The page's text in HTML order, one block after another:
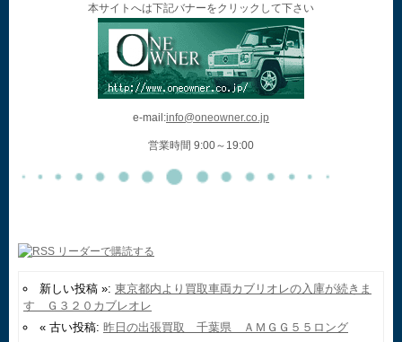
本サイトへは下記バナーをクリックして下さい
e-mail:info@oneowner.co.jp
営業時間 9:00～19:00
新しい投稿 »: 東京都内より買取車両カブリオレの入庫が続きま
す Ｇ３２０カブレオレ
« 古い投稿: 昨日の出張買取 千葉県 ＡＭＧＧ５５ロング